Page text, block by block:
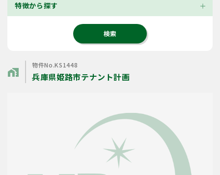
特徴から探す
home_work
物件No.KS1448
兵庫県姫路市テナント計画